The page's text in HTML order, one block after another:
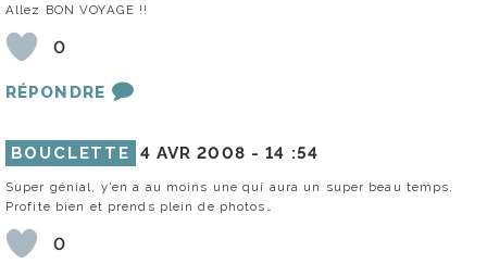
Allez BON VOYAGE !!
0
RÉPONDRE
BOUCLETTE 4 AVR 2008 -14 :54
Super génial, y’en a au moins une qui aura un super beau temps.
Profite bien et prends plein de photos…
0